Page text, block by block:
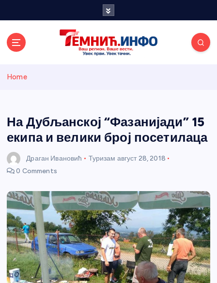
и портал
Home
На Дубљанској “Фазанијади” 15
екипа и велики број посетилаца
Драган Ивановић Туризам август 28, 2018
0 Comments